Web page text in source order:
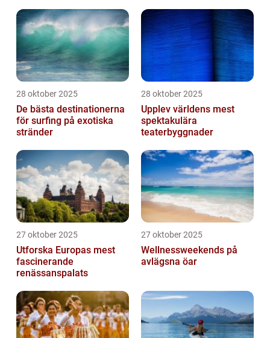
28 oktober 2025
De bästa destinationerna
för surfing på exotiska
stränder
28 oktober 2025
Upplev världens mest
spektakulära
teaterbyggnader
27 oktober 2025
Utforska Europas mest
fascinerande
renässanspalats
27 oktober 2025
Wellnessweekends på
avlägsna öar